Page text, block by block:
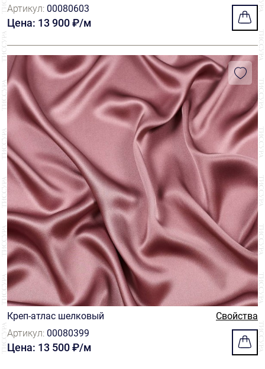
Артикул: 00080603
Цена: 13 900 ₽/м
Креп-атлас шелковый
Свойства
Артикул: 00080399
Цена: 13 500 ₽/м